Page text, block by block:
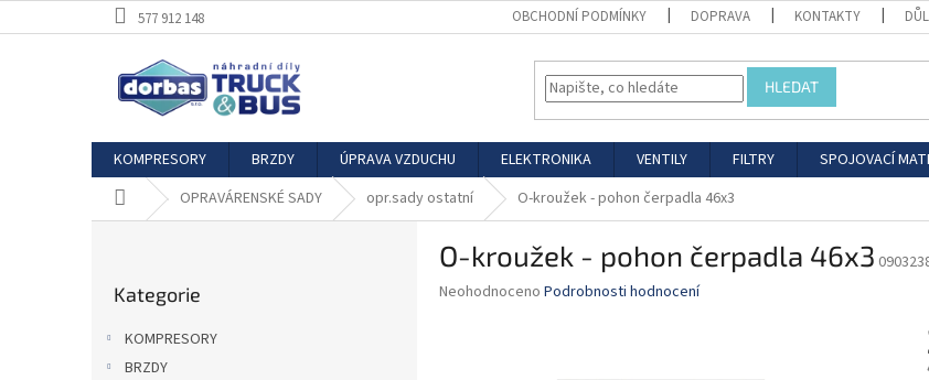
na
577 912 148 OBCHODNÍ PODMÍNKY DOPRAVA KONTAKTY
HLEDAT
KOMPRESORY BRZDY ÚPRAVA VZDUCHU ELEKTRONIKA VENTILY FILTRY SPOJOVACÍ
Domů OPRAVÁRENSKÉ SADY opr.sady ostatní O-kroužek - pohon čerpadla 46x3
kategorie
Kategorie
KOMPRESORY
BRZDY
O-kroužek - pohon čerpadla 46x3
Průměrné
Neohodnoceno Podrobnosti hodnocení